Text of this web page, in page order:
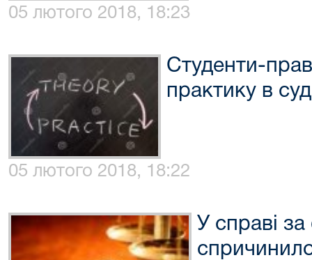
05 лютого 2018, 18:23
Студенти-
практику в
05 лютого 2018, 18:22
У справі